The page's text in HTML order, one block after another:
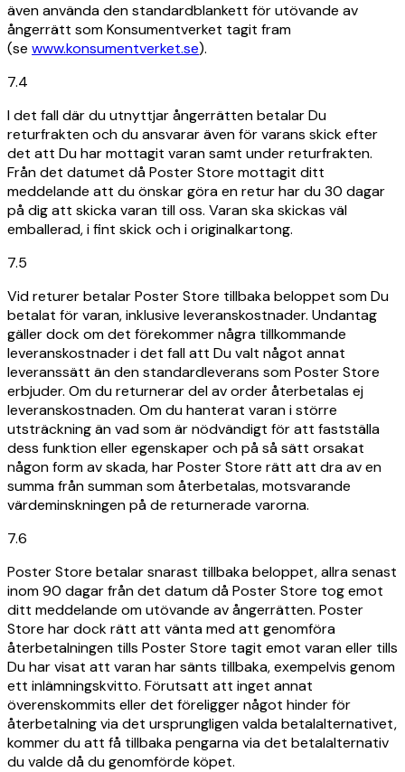
även använda den standardblankett för utövande av
ångerrätt som Konsumentverket tagit fram
(se www.konsumentverket.se).
7.4
I det fall där du utnyttjar ångerrätten betalar Du
returfrakten och du ansvarar även för varans skick efter
det att Du har mottagit varan samt under returfrakten.
Från det datumet då Poster Store mottagit ditt
meddelande att du önskar göra en retur har du 30 dagar
på dig att skicka varan till oss. Varan ska skickas väl
emballerad, i fint skick och i originalkartong.
7.5
Vid returer betalar Poster Store tillbaka beloppet som Du
betalat för varan, inklusive leveranskostnader. Undantag
gäller dock om det förekommer några tillkommande
leveranskostnader i det fall att Du valt något annat
leveranssätt än den standardleverans som Poster Store
erbjuder. Om du returnerar del av order återbetalas ej
leveranskostnaden. Om du hanterat varan i större
utsträckning än vad som är nödvändigt för att fastställa
dess funktion eller egenskaper och på så sätt orsakat
någon form av skada, har Poster Store rätt att dra av en
summa från summan som återbetalas, motsvarande
värdeminskningen på de returnerade varorna.
7.6
Poster Store betalar snarast tillbaka beloppet, allra senast
inom 90 dagar från det datum då Poster Store tog emot
ditt meddelande om utövande av ångerrätten. Poster
Store har dock rätt att vänta med att genomföra
återbetalningen tills Poster Store tagit emot varan eller tills
Du har visat att varan har sänts tillbaka, exempelvis genom
ett inlämningskvitto. Förutsatt att inget annat
överenskommits eller det föreligger något hinder för
återbetalning via det ursprungligen valda betalalternativet,
kommer du att få tillbaka pengarna via det betalalternativ
du valde då du genomförde köpet.